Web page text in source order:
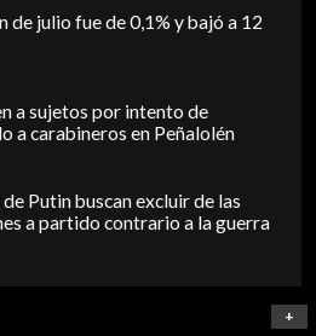
de julio fue de 0,1% y bajó a 12
a sujetos por intento de
a carabineros en Peñalolén
Putin buscan excluir de las
a partido contrario a la guerra
+